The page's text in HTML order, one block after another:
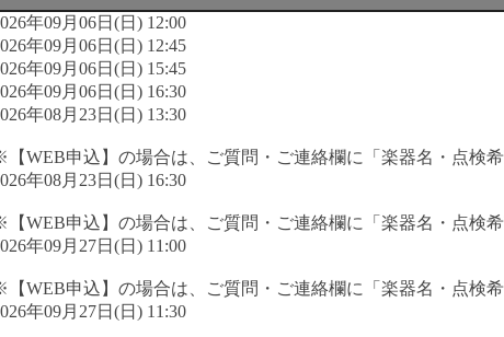
年09月06日(日) 12:00
年09月06日(日) 12:45
年09月06日(日) 15:45
年09月06日(日) 16:30
年08月23日(日) 13:30
【WEB申込】の場合は、ご質問・ご連絡欄に「楽器名・点検
年08月23日(日) 16:30
【WEB申込】の場合は、ご質問・ご連絡欄に「楽器名・点検
年09月27日(日) 11:00
【WEB申込】の場合は、ご質問・ご連絡欄に「楽器名・点検
年09月27日(日) 11:30